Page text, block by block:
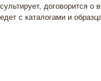
договорится о
с каталогами и